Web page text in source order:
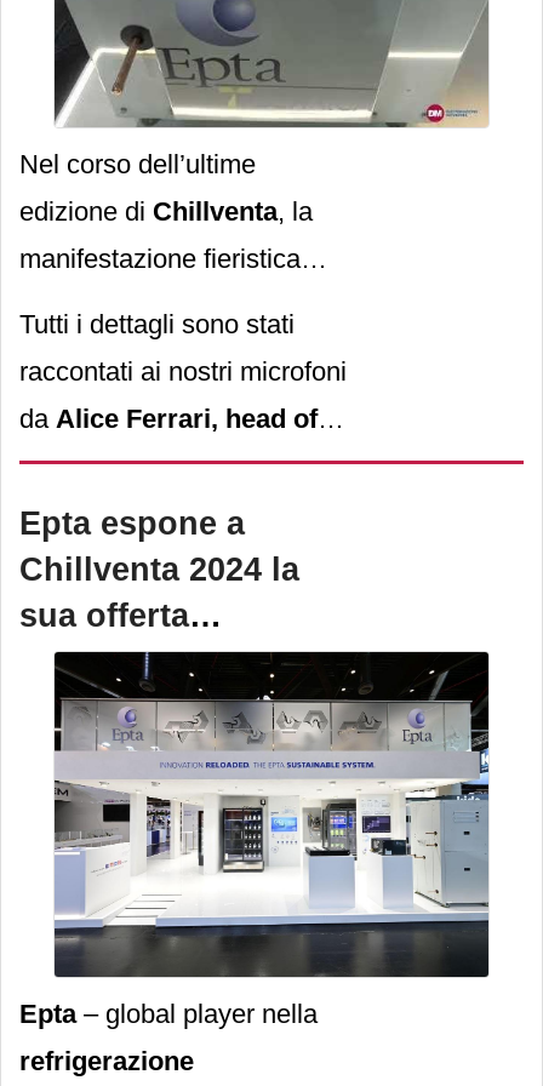
propone lagamma di
vasche GranOntarioe
GranDrakedella famiglia
GranFit di Costan.
Nel corso dell’ultime
edizione di Chillventa, la
manifestazione fieristica
affiancare i propri clienti
dalla progettazione,
all’installazione di
frigorifere e sistemi
completi di
refrigerazione.
Tutti i dettagli sono stati
raccontati ai nostri microfoni
da Alice Ferrari, head of
group product marketing
di Epta.
Epta espone a
Chillventa 2024 la
sua offerta
tecnologica
completa
Epta– global player nella
refrigerazione